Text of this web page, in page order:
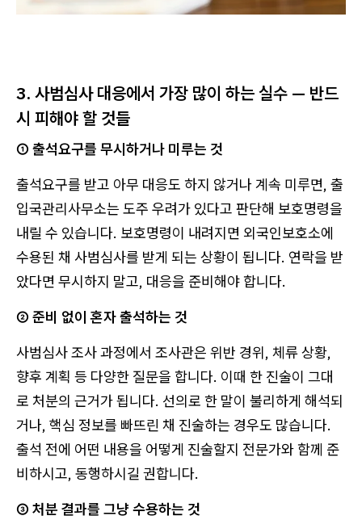
3. 사범심사 대응에서 가장 많이 하는 실수 — 반드
시 피해야 할 것들
① 출석요구를 무시하거나 미루는 것
출석요구를 받고 아무 대응도 하지 않거나 계속 미루면, 출
입국관리사무소는 도주 우려가 있다고 판단해 보호명령을
내릴 수 있습니다. 보호명령이 내려지면 외국인보호소에
수용된 채 사범심사를 받게 되는 상황이 됩니다. 연락을 받
았다면 무시하지 말고, 대응을 준비해야 합니다.
② 준비 없이 혼자 출석하는 것
사범심사 조사 과정에서 조사관은 위반 경위, 체류 상황,
향후 계획 등 다양한 질문을 합니다. 이때 한 진술이 그대
로 처분의 근거가 됩니다. 선의로 한 말이 불리하게 해석되
거나, 핵심 정보를 빠뜨린 채 진술하는 경우도 많습니다.
출석 전에 어떤 내용을 어떻게 진술할지 전문가와 함께 준
비하시고, 동행하시길 권합니다.
③ 처분 결과를 그냥 수용하는 것